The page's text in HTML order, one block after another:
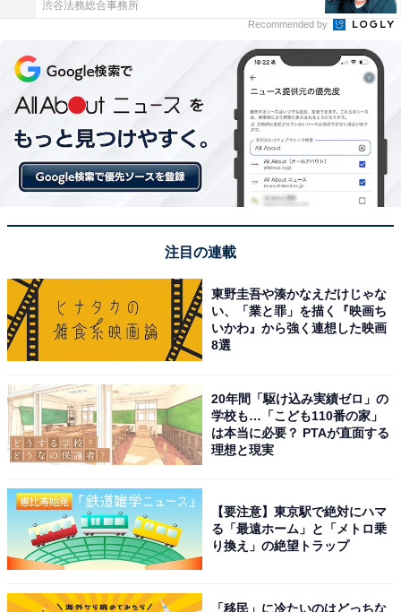
View this post on Instagram
今回のランキング1位は、松坂桃李さんでした。
1988年生まれの松坂さんは、2008年に男性ファッション
ションでグランプリを獲得。翌年の2009年から俳優とし
てのキャリアをスタートさせました。2026年5月公開の
映画『未来』では、山崎七海（※崎はたつさき）さん演
じる佐伯章子の父・良太役として出演。身長は183cmで
すが、スタイルよりも演技が際立って見えるからこそ高
身長であることが認識されにくいのかもしれません。
回答者からは、「落ち着いた雰囲気の印象が強く、身長
に注目したことがなかったため、183cmと知って驚きま
渋谷法務総合事務所
Recommended by
注目の連載
東野圭吾や湊かなえだけじゃな
い、「業と罪」を描く『映画ち
いかわ』から強く連想した映画
8選
20年間「駆け込み実績ゼロ」の
学校も…「こども110番の家」
は本当に必要？ PTAが直面する
理想と現実
【要注意】東京駅で絶対にハマ
る「最遠ホーム」と「メトロ乗
り換え」の絶望トラップ
「移民」に冷たいのはどっちな